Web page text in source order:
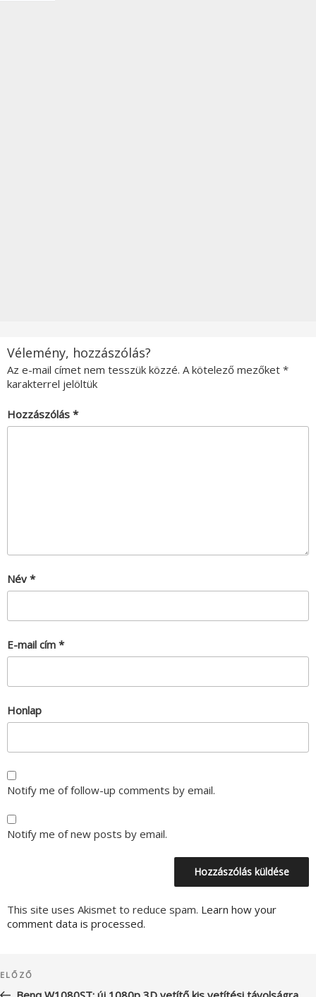
Vélemény, hozzászólás?
Az e-mail címet nem tesszük közzé. A kötelező mezőket *
karakterrel jelöltük
Hozzászólás *
Név *
E-mail cím *
Honlap
Notify me of follow-up comments by email.
Notify me of new posts by email.
This site uses Akismet to reduce spam. Learn how your
comment data is processed.
navigáció
Korábbi
bejegyzés
ELŐZŐ